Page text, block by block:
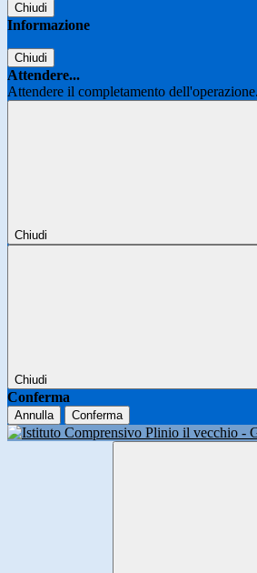
Chiudi
Informazione
Chiudi
Attendere...
Attendere il completamento
Chiudi
Chiudi
Conferma
Annulla Conferma